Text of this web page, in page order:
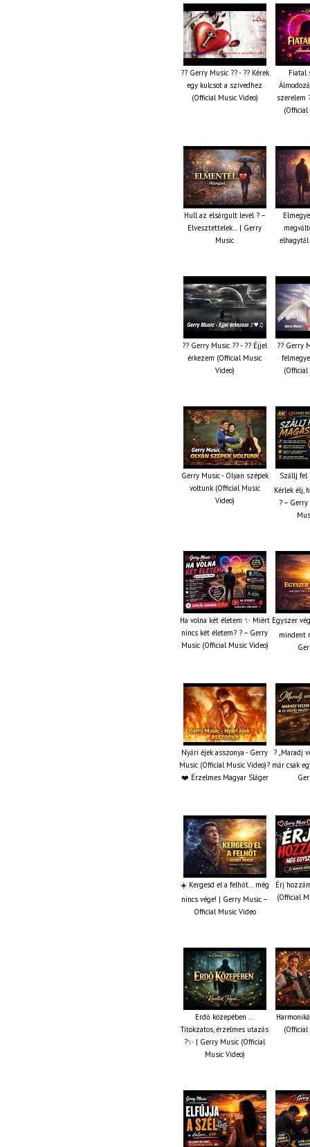
?? Gerry Music ?? - ?? Kérek
egy kulcsot a szívedhez
(Official Music Video)
Fiatal
szerelem
(Official
Hull az elsárgult levél ? –
Elvesztettelek… | Gerry
Music
?? Gerry Music ?? - ?? Éjjel
érkezem (Official Music
Video)
?? Gerry
(Official
Gerry Music - Olyan szépek
voltunk (Official Music
Video)
Szállj fel
Kérlek élj,
? –
Ha volna két életem ✨ Miért
nincs két életem? ? – Gerry
Music (Official Music Video)
Egyszer
mindent
Nyári éjek asszonya - Gerry
Music (Official Music Video)?
❤️ Érzelmes Magyar Sláger
? „Maradj
már csak
☀️ Kergesd el a felhőt… még
nincs vége! | Gerry Music –
Official Music Video
Érj
(Official
Erdő közepében ...
Titokzatos, érzelmes utazás
?✨ | Gerry Music (Official
Music Video)
(Official